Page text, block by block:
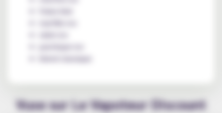
pastèque ice
blend classique
Vuse sur Le Vapoteur Discount